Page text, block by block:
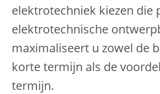
elektrotechniek kiezen die
elektrotechnische
maximaliseert u zowel de
korte termijn als de
termijn.